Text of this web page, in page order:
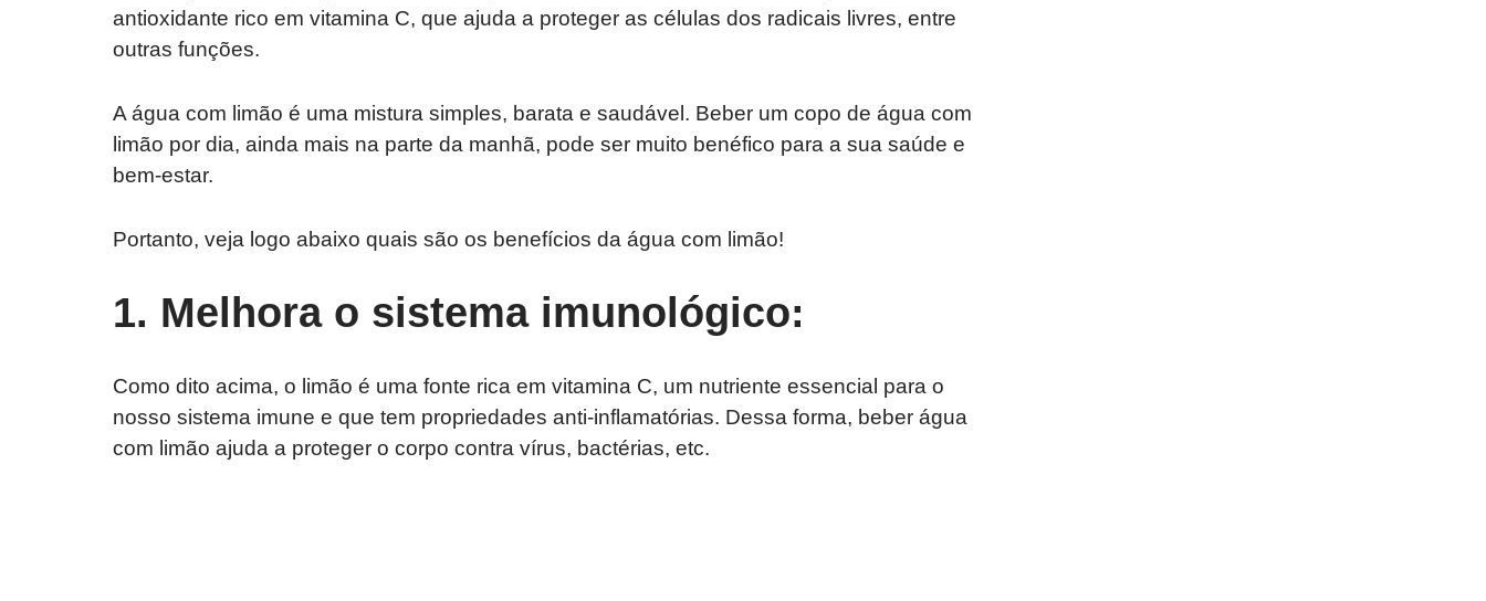
antioxidante rico em vitamina C, que ajuda a proteger as células dos radicais livres, entre
outras funções.
A água com limão é uma mistura simples, barata e saudável. Beber um copo de água com
limão por dia, ainda mais na parte da manhã, pode ser muito benéfico para a sua saúde e
bem-estar.
Portanto, veja logo abaixo quais são os benefícios da água com limão!
1. Melhora o sistema imunológico:
Como dito acima, o limão é uma fonte rica em vitamina C, um nutriente essencial para o
nosso sistema imune e que tem propriedades anti-inflamatórias. Dessa forma, beber água
com limão ajuda a proteger o corpo contra vírus, bactérias, etc.